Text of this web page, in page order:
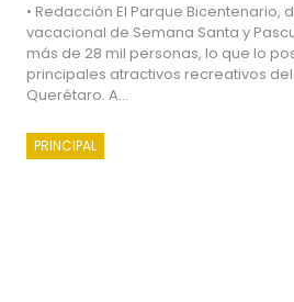
• Redacción El Parque Bicentenario,
vacacional de Semana Santa y
más de 28 mil personas, lo que lo
principales atractivos recreativos
Querétaro. A…
PRINCIPAL